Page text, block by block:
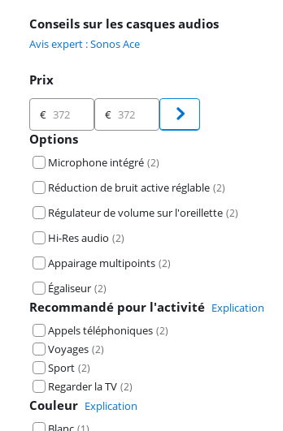
Conseils sur les casques audios
Avis expert : Sonos Ace
Prix
Prix
€ €
Options
Microphone intégré (2)
Réduction de bruit active réglable (2)
Régulateur de volume sur l'oreillette (2)
Hi-Res audio (2)
Appairage multipoints (2)
Égaliseur (2)
Recommandé pour l'activité Explication
Appels téléphoniques (2)
Voyages (2)
Sport (2)
Regarder la TV (2)
Couleur Explication